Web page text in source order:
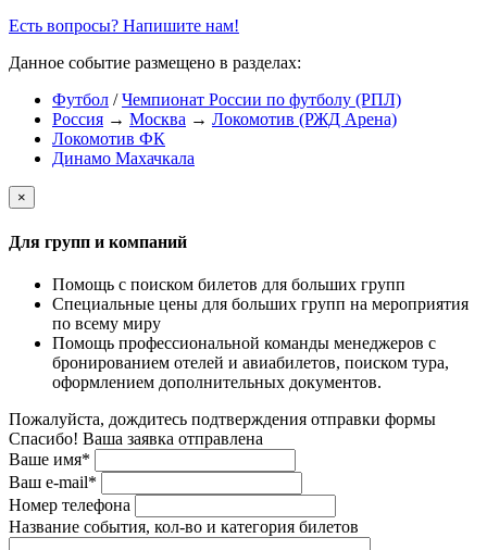
Есть вопросы? Напишите нам!
Данное событие размещено в разделах:
Футбол /Чемпионат России по футболу (РПЛ)
Россия → Москва → Локомотив (РЖД Арена)
Локомотив ФК
Динамо Махачкала
×
Для групп и компаний
Помощь с поиском билетов для больших групп
Специальные цены для больших групп на мероприятия
по всему миру
Помощь профессиональной команды менеджеров с
бронированием отелей и авиабилетов, поиском тура,
оформлением дополнительных документов.
Пожалуйста, дождитесь подтверждения отправки формы
Спасибо! Ваша заявка отправлена
Ваше имя*
Ваш e-mail*
Номер телефона
Название события, кол-во и категория билетов